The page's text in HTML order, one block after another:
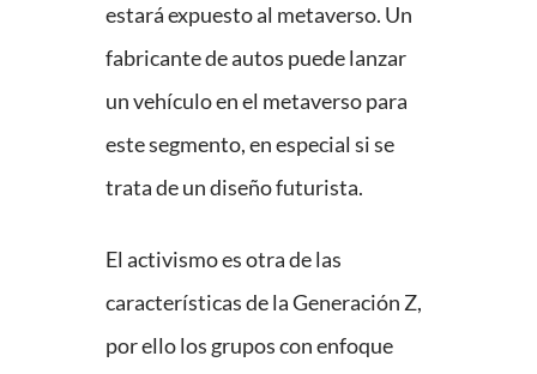
estará expuesto al metaverso. Un
fabricante de autos puede lanzar
un vehículo en el metaverso para
este segmento, en especial si se
trata de un diseño futurista.
El activismo es otra de las
características de la Generación Z,
por ello los grupos con enfoque